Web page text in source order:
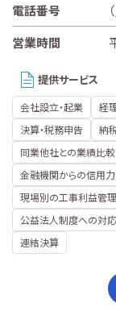
電話番号
（
営業時間
提供サービス
会社設立・起業 経
決算・税務申告
納
同業他社との業績比較
金融機関からの信用
現場別の工事利益管理
公益法人制度への対応
連結決算